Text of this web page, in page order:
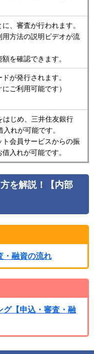
、審査が行われます。
方法の説明ビデオが流
を確認できます。
が発行されます。
ご利用可能です）
はじめ、三井住友銀行
れが可能です。
会員サービスからの振
入れが可能です。
を解説！【内部
・融資の流れ
グ【申込・審査・融